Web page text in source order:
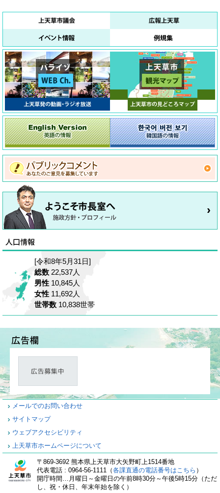
[令和8年5月31日]
総数 22,537人
男性 10,845人
女性 11,692人
世帯数 10,838世帯
メールでのお問い合わせ
サイトマップ
ウェブアクセシビリティ
上天草市ホームページについて
〒869-3692 熊本県上天草市大矢野町上1514番地
代表電話 : 0964-56-1111（各課直通の電話番号はこちら ）
開庁時間…月曜日～金曜日の午前8時30分～午後5時15分（ただ
し、祝・休日、年末年始を除く）